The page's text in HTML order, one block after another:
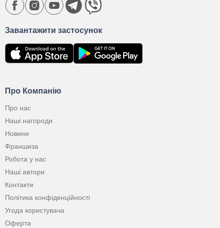
Про Компанію
Про нас
Наші нагороди
Новини
Франшиза
Робота у нас
Наші автори
Контакти
Політика конфіденційності
Угода користувача
Оферта
Завантажити застосунок